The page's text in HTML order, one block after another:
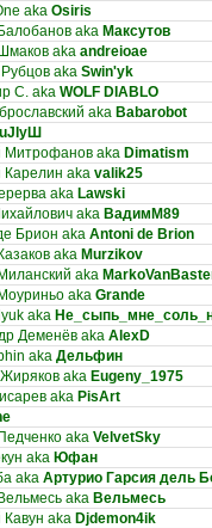
aka Osiris
aka Максутов
aka andreioae
aka Swin'yk
С. aka WOLF DIABLO
aka Babarobot
Митрофанов aka Dimatism
Карелин aka valik25
aka Lawski
aka ВадимМ89
Брион aka Antoni de Brion
aka Murzikov
aka
aka Grande
aka
Деменёв aka AlexD
aka Дельфин
Жиряков aka Eugeny_1975
aka PisArt
aka VelvetSky
aka Юфан
aka Артурио Гарсия дель
aka Вельмесь
aka Djdemon4ik